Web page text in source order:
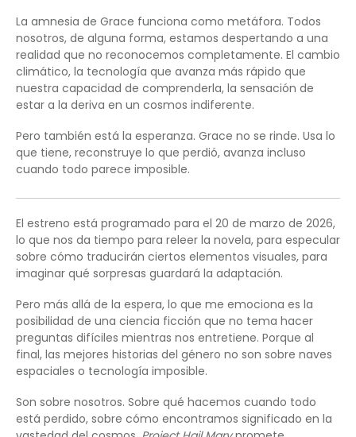
La amnesia de Grace funciona como metáfora. Todos
nosotros, de alguna forma, estamos despertando a una
realidad que no reconocemos completamente. El cambio
climático, la tecnología que avanza más rápido que
nuestra capacidad de comprenderla, la sensación de
estar a la deriva en un cosmos indiferente.
Pero también está la esperanza. Grace no se rinde. Usa lo
que tiene, reconstruye lo que perdió, avanza incluso
cuando todo parece imposible.
El estreno está programado para el 20 de marzo de 2026,
lo que nos da tiempo para releer la novela, para especular
sobre cómo traducirán ciertos elementos visuales, para
imaginar qué sorpresas guardará la adaptación.
Pero más allá de la espera, lo que me emociona es la
posibilidad de una ciencia ficción que no tema hacer
preguntas difíciles mientras nos entretiene. Porque al
final, las mejores historias del género no son sobre naves
espaciales o tecnología imposible.
Son sobre nosotros. Sobre qué hacemos cuando todo
está perdido, sobre cómo encontramos significado en la